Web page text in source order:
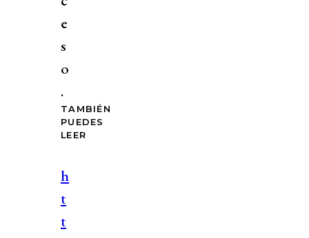
e
s
o
.
TAMBIÉN
PUEDES
LEER